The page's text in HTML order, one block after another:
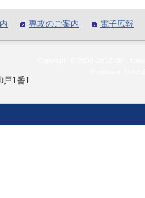
専攻のご案内 電子広報
戸1番1